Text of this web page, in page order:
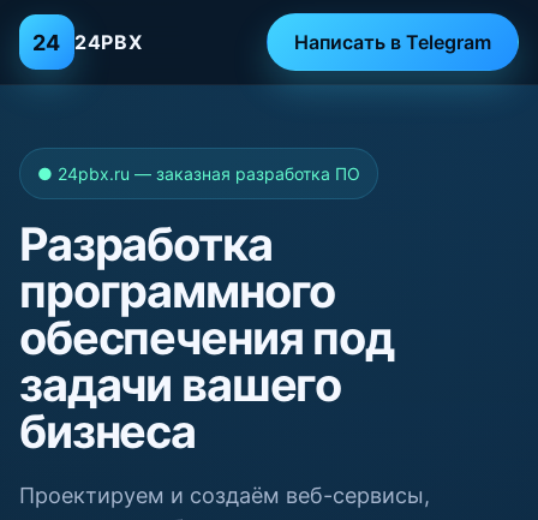
24 24PBX Написать в Telegram
● 24pbx.ru — заказная разработка ПО
Разработка
программного
обеспечения под
задачи вашего
бизнеса
Проектируем и создаём веб-сервисы,